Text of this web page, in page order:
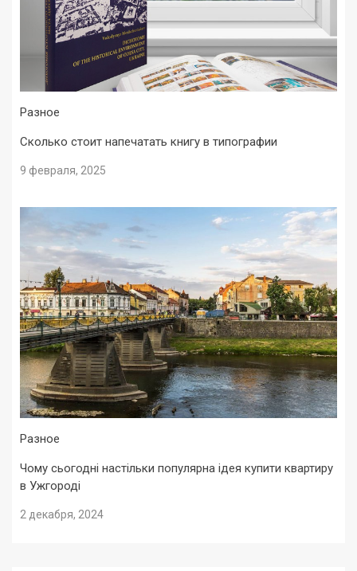
Разное
Сколько стоит напечатать книгу в типографии
9 февраля, 2025
Разное
Чому сьогодні настільки популярна ідея купити квартиру
в Ужгороді
2 декабря, 2024